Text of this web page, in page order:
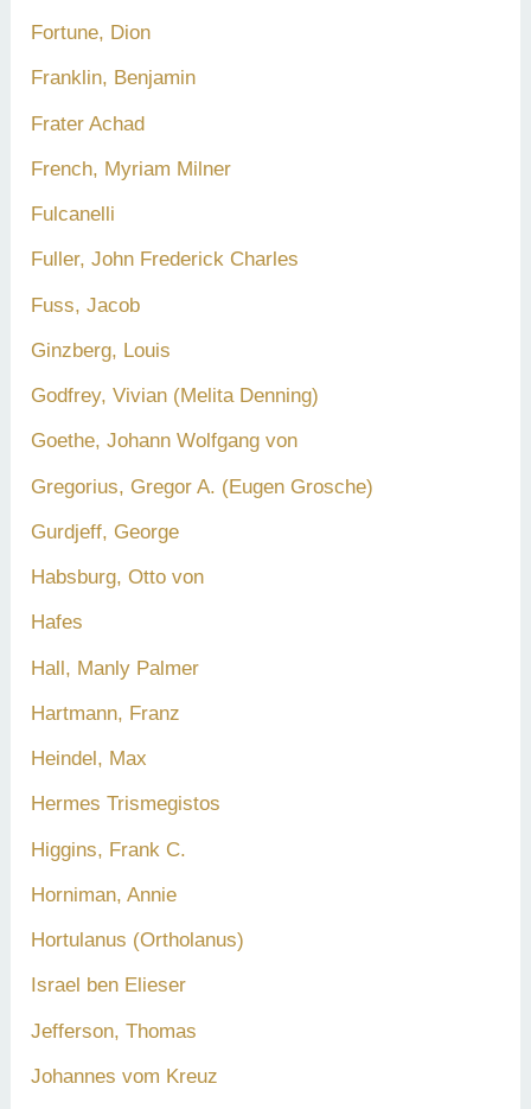
Fortune, Dion
Franklin, Benjamin
Frater Achad
French, Myriam Milner
Fulcanelli
Fuller, John Frederick Charles
Fuss, Jacob
Ginzberg, Louis
Godfrey, Vivian (Melita Denning)
Goethe, Johann Wolfgang von
Gregorius, Gregor A. (Eugen Grosche)
Gurdjeff, George
Habsburg, Otto von
Hafes
Hall, Manly Palmer
Hartmann, Franz
Heindel, Max
Hermes Trismegistos
Higgins, Frank C.
Horniman, Annie
Hortulanus (Ortholanus)
Israel ben Elieser
Jefferson, Thomas
Johannes vom Kreuz